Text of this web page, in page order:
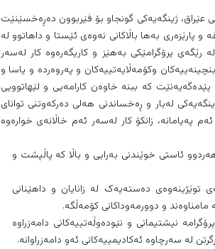
عێراق، ژینگەیەکی گونجاو بۆ فێربوون دەڕەخسێنێت
پارێزەری بەها باڵاکانی نەوەی ئێستا و داهاتوو لە
رێگەی پرۆگرامێکی بەهێز و کاریگەرەوە کار لەسەر
وکۆمەڵایەتییەکان و پەروەردە و یاسا و
کە ببنە خاوەن کارامەیی و لێهاتوویی
لەبار و ڕەخساندنی هەلی دەرکەوتنی توانای
پەیامانە، زانکۆ کار لەسەر ئەم خاڵانەی خوارەوە
ئاستی خوێندنی بەرایی و باڵا کە پاڵپشت و
دەستەیەک لە زانایان و داهێنانی
و دوورمەوداکانی کۆمەڵگە.
نیشتیمانی و نێودەوڵەتییەکانی دامەزراوە
لە سەرچاوە ئەکادیمییەکانی ئەو دامەزراوانە.